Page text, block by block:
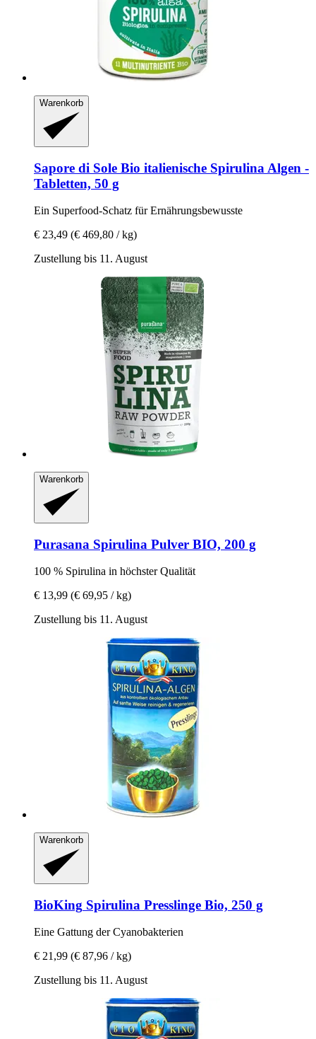
Warenkorb
Sapore di Sole Bio italienische Spirulina Algen -​
Tabletten, 50 g
Ein Superfood-​Schatz für Ernährungsbewusste
€ 23,49 (€ 469,80 / kg)
Zustellung bis 11. August
Warenkorb
Purasana Spirulina Pulver BIO, 200 g
100 % Spirulina in höchster Qualität
€ 13,99 (€ 69,95 / kg)
Zustellung bis 11. August
Warenkorb
BioKing Spirulina Presslinge Bio, 250 g
Eine Gattung der Cyanobakterien
€ 21,99 (€ 87,96 / kg)
Zustellung bis 11. August